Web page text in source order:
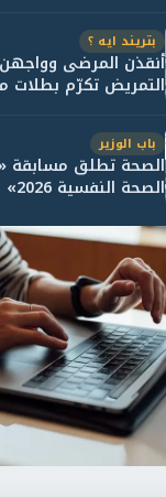
بتريند ايه ؟
أنقذن المرضى وواجهن
التمريض تكرّم
باب الوزير
الصحة تطلق